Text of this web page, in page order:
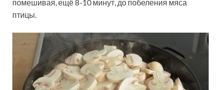
помешивая, ещё 8-10 минут, до побеления мяса
птицы.